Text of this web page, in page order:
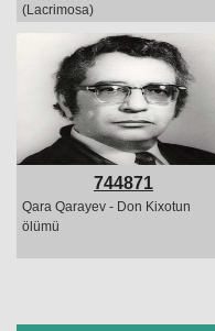
(Lacrimosa)
744871
Qara Qarayev - Don Kixotun
ölümü